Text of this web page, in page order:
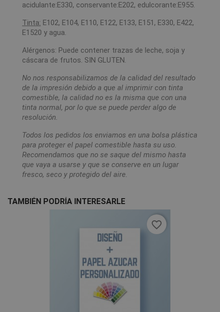
acidulante:E330, conservante:E202, edulcorante:E955.
Tinta: E102, E104, E110, E122, E133, E151, E330, E422,
E1520 y agua.
Alérgenos: Puede contener trazas de leche, soja y
cáscara de frutos. SIN GLUTEN.
No nos responsabilizamos de la calidad del resultado
de la impresión debido a que al imprimir con tinta
comestible, la calidad no es la misma que con una
tinta normal, por lo que se puede perder algo de
resolución.
Todos los pedidos los enviamos en una bolsa plástica
para proteger el papel comestible hasta su uso.
Recomendamos que no se saque del mismo hasta
que vaya a usarse y que se conserve en un lugar
fresco, seco y protegido del aire.
TAMBIÉN PODRÍA INTERESARLE
favorite_border